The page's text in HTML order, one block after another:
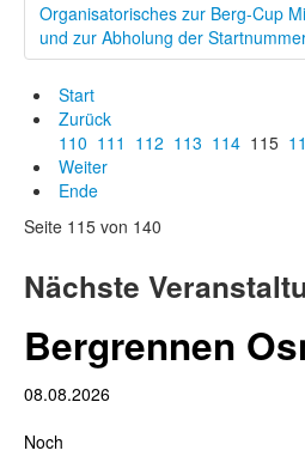
Organisatorisches zur Berg-Cup
und zur Abholung der
Start
Zurück
110 111 112 113 114 115
Weiter
Ende
Seite 115 von 140
Nächste
Bergrennen
08.08.2026
Noch